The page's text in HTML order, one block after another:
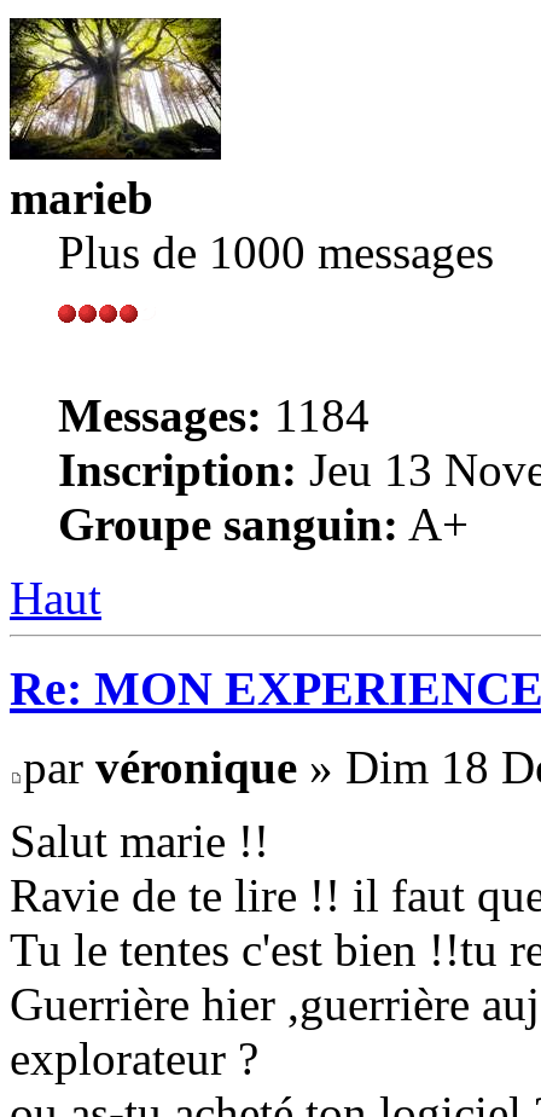
marieb
Plus de 1000 messages
Messages: 1184
Inscription: Jeu 13
Groupe sanguin: A+
Haut
Re: MON
par véronique » Dim 18
Salut marie !!
Ravie de te lire !! il faut
Tu le tentes c'est bien !!tu
Guerrière hier ,guerrière
explorateur ?